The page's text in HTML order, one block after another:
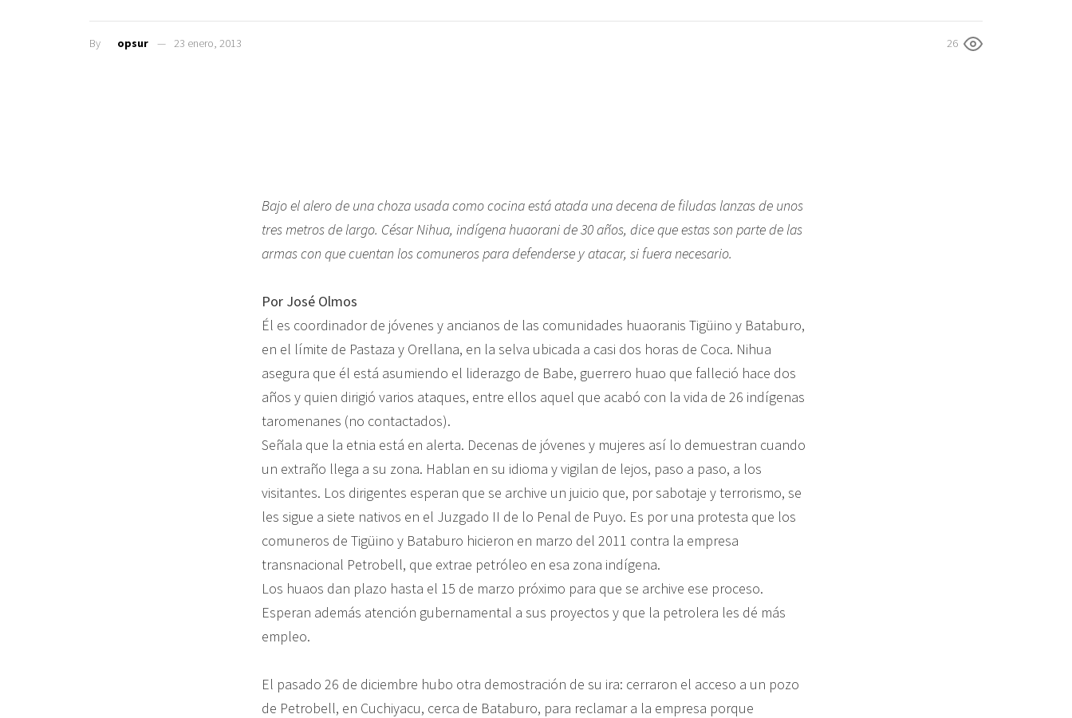
By opsur 23 enero, 2013 26
Bajo el alero de una choza usada como cocina está atada una decena de filudas lanzas de unos
tres metros de largo. César Nihua, indígena huaorani de 30 años, dice que estas son parte de las
armas con que cuentan los comuneros para defenderse y atacar, si fuera necesario.
Por José Olmos
Él es coordinador de jóvenes y ancianos de las comunidades huaoranis Tigüino y Bataburo,
en el límite de Pastaza y Orellana, en la selva ubicada a casi dos horas de Coca. Nihua
asegura que él está asumiendo el liderazgo de Babe, guerrero huao que falleció hace dos
años y quien dirigió varios ataques, entre ellos aquel que acabó con la vida de 26 indígenas
taromenanes (no contactados).
Señala que la etnia está en alerta. Decenas de jóvenes y mujeres así lo demuestran cuando
un extraño llega a su zona. Hablan en su idioma y vigilan de lejos, paso a paso, a los
visitantes. Los dirigentes esperan que se archive un juicio que, por sabotaje y terrorismo, se
les sigue a siete nativos en el Juzgado II de lo Penal de Puyo. Es por una protesta que los
comuneros de Tigüino y Bataburo hicieron en marzo del 2011 contra la empresa
transnacional Petrobell, que extrae petróleo en esa zona indígena.
Los huaos dan plazo hasta el 15 de marzo próximo para que se archive ese proceso.
Esperan además atención gubernamental a sus proyectos y que la petrolera les dé más
empleo.
El pasado 26 de diciembre hubo otra demostración de su ira: cerraron el acceso a un pozo
de Petrobell, en Cuchiyacu, cerca de Bataburo, para reclamar a la empresa porque